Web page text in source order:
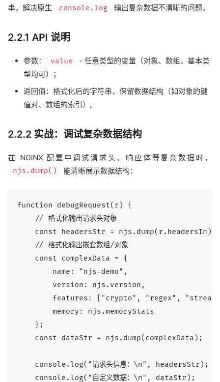
串，解决原生
console.log 输出复杂数据不清晰的问题。
2.2.1 API 说明
参数： value
- 任意类型的变量（对象、数组、基本类
型均可）；
返回值：格式化后的字符串，保留数据结构（如对象的键
值对、数组的索引）。
2.2.2 实战：调试复杂数据结构
在 NGINX 配置中调试请求头、响应体等复杂数据时，
njs.dump() 能清晰展示数据结构：
function debugRequest(r) {
    // 格式化输出请求头对象
    const headersStr = njs.dump(r.headersIn);
    // 格式化输出嵌套数组/对象
    const complexData = {
        name: "njs-demo",
        version: njs.version,
features: ["crypto", "regex",
        memory: njs.memoryStats
    };
    const dataStr = njs.dump(complexData);
    console.log("请求头信息：\n", headersStr);
    console.log("自定义数据：\n", dataStr);